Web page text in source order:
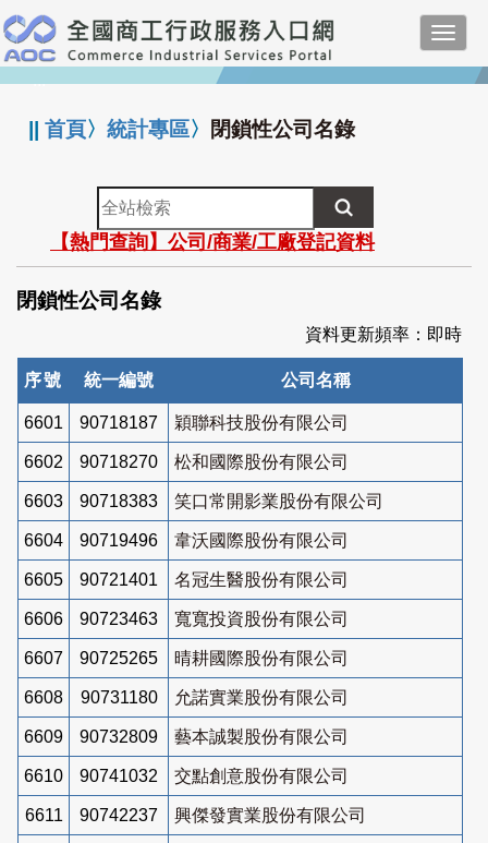
跳
到
主
要
:::
||首頁〉統計專區〉 閉鎖性公司名錄
全
站
檢
索
【熱門查詢】公司/商業/工廠登記資料
閉鎖性公司名錄
資料更新頻率：即時
序號 統一編號 公司名稱
6601 90718187 穎聯科技股份有限公司
6602 90718270 松和國際股份有限公司
6603 90718383 笑口常開影業股份有限公司
6604 90719496 韋沃國際股份有限公司
6605 90721401 名冠生醫股份有限公司
6606 90723463 寬寬投資股份有限公司
6607 90725265 晴耕國際股份有限公司
6608 90731180 允諾實業股份有限公司
6609 90732809 藝本誠製股份有限公司
6610 90741032 交點創意股份有限公司
6611 90742237 興傑發實業股份有限公司